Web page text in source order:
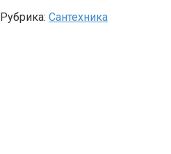
Рубрика: Сантехника